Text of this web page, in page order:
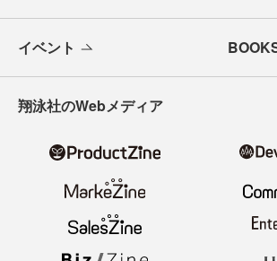
イベント
翔泳社のWebメディア